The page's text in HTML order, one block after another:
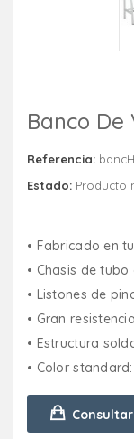
Banco De
Referencia:
Estado: Producto
• Fabricado en
• Chasis de tubo
• Listones de
• Gran
• Estructura
• Color standard: